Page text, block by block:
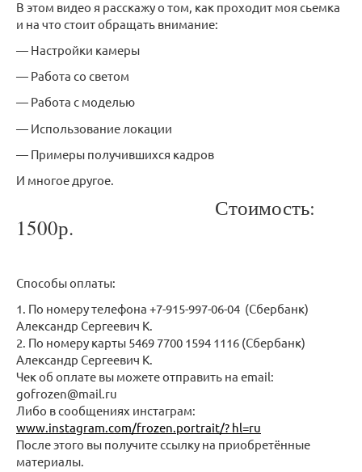
В этом видео я расскажу о том, как проходит моя сьемка
и на что стоит обращать внимание:
— Настройки камеры
— Работа со светом
— Работа с моделью
— Использование локации
— Примеры получившихся кадров
И многое другое.
Стоимость:
1500р.
Способы оплаты:
1. По номеру телефона +7-915-997-06-04 (Сбербанк)
Александр Сергеевич К.
2. По номеру карты 5469 7700 1594 1116 (Сбербанк)
Александр Сергеевич К.
Чек об оплате вы можете отправить на email:
gofrozen@mail.ru
Либо в сообщениях инстаграм:
www.instagram.com/frozen.portrait/? hl=ru
После этого вы получите ссылку на приобретённые
материалы.